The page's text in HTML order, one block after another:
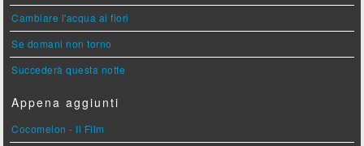
Cambiare l'acqua ai fiori
Se domani non torno
Succederà questa notte
Appena aggiunti
Cocomelon - Il Film